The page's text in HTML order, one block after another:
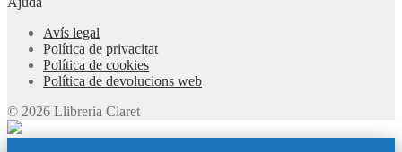
Avís legal
Política de privacitat
Política de cookies
Política de devolucions web
© 2026 Llibreria Claret